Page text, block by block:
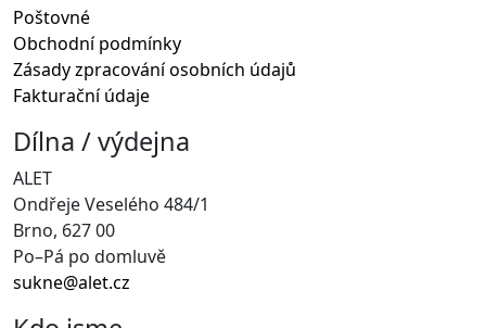
Poštovné
Obchodní podmínky
Zásady zpracování osobních údajů
Fakturační údaje
Dílna / výdejna
ALET
Ondřeje Veselého 484/1
Brno, 627 00
Po–Pá po domluvě
sukne@alet.cz